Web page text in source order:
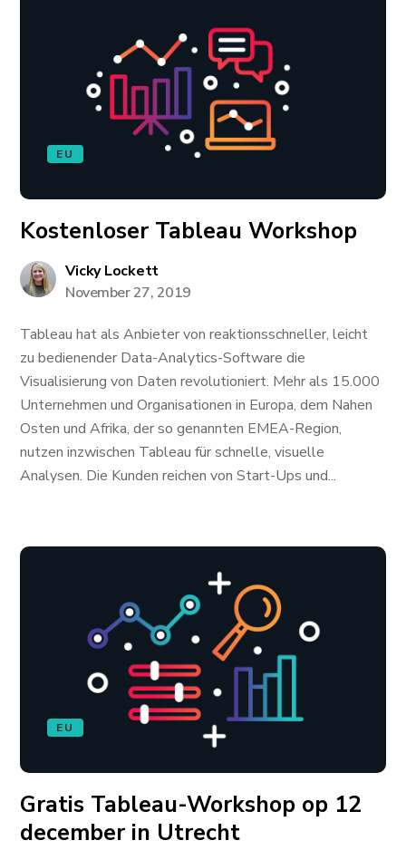
EU
Kostenloser Tableau Workshop
Vicky Lockett
November 27, 2019
Tableau hat als Anbieter von reaktionsschneller, leicht
zu bedienender Data-Analytics-Software die
Visualisierung von Daten revolutioniert. Mehr als 15.000
Unternehmen und Organisationen in Europa, dem Nahen
Osten und Afrika, der so genannten EMEA-Region,
nutzen inzwischen Tableau für schnelle, visuelle
Analysen. Die Kunden reichen von Start-Ups und...
EU
Gratis Tableau-Workshop op 12
december in Utrecht